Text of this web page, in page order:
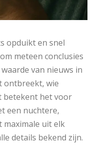
opduikt en snel
meteen conclusies
van nieuws in
ontbreekt, wie
betekent het voor
een nuchtere,
maximale uit elk
details bekend zijn.